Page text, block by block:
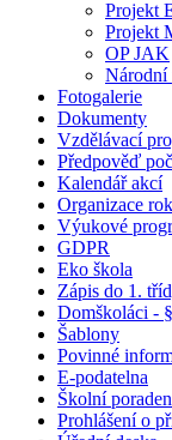
Projekt
Projekt
OP JAK
Národní
Fotogalerie
Dokumenty
Vzdělávací
Předpověď
Kalendář akcí
Organizace
Výukové
GDPR
Eko škola
Zápis do 1.
Domškoláci -
Šablony
Povinné
E-podatelna
Školní
Prohlášení o